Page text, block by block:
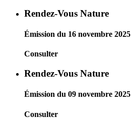
Rendez-Vous Nature
Émission du 16 novembre 2025
Consulter
Rendez-Vous Nature
Émission du 09 novembre 2025
Consulter